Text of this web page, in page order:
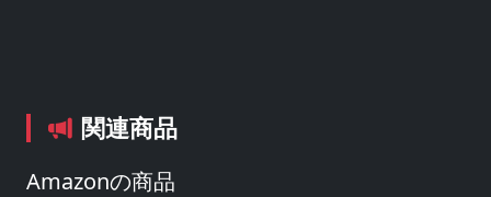
関連商品
Amazonの商品